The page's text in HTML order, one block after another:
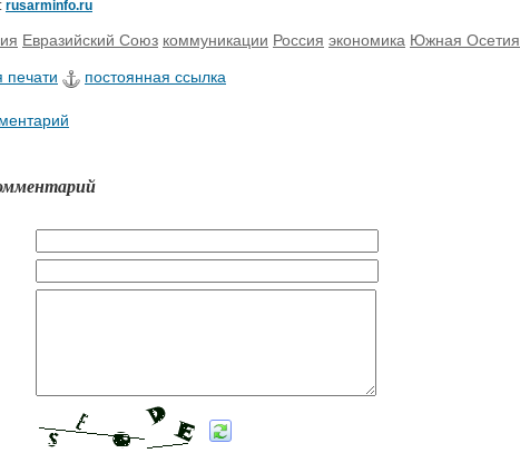
rusarminfo.ru
Евразийский Союз коммуникации Россия экономика Южная Осетия
печати постоянная ссылка